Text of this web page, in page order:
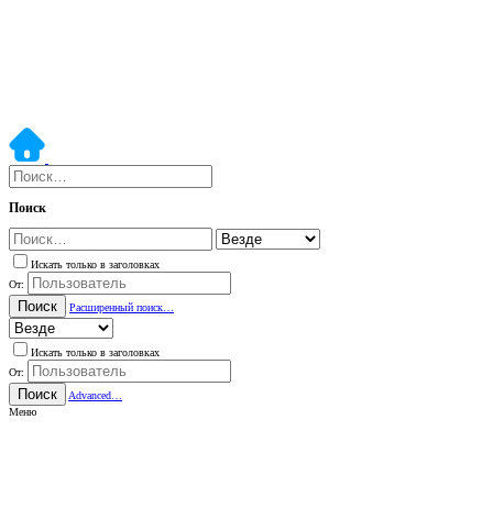
Поиск
Искать только в заголовках
От:
Поиск Расширенный поиск…
Искать только в заголовках
От:
Поиск
Advanced…
Меню